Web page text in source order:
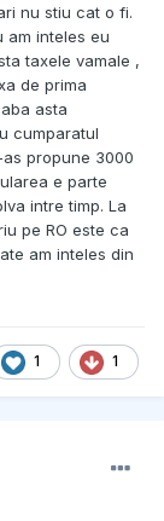
nu stiu cat o fi.
am inteles eu
taxele vamale ,
de prima
asta
cumparatul
propune 3000
e parte
intre timp. La
pe RO este ca
am inteles din
1 1